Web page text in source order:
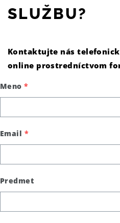
SLUŽBU?
Kontaktujte nás
online prostredníctvom
Meno *
Email *
Predmet